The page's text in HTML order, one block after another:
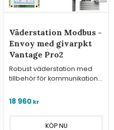
Väderstation Modbus -
Envoy med givarpkt
Vantage Pro2
Robust väderstation med
tillbehör för kommunikation
med överordnat system.
18 960 kr